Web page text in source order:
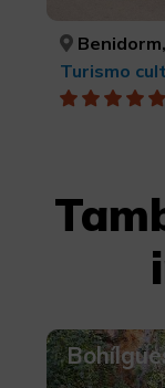
Turismo